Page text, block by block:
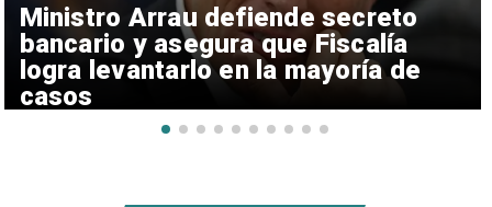
Ministro Arrau defiende secreto
bancario y asegura que Fiscalía
logra levantarlo en la mayoría de
casos